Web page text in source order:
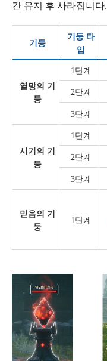
간 유지 후 사라집니다.
기둥
기둥 타
입
열망의 기
둥
1단계
2단계
3단계
시기의 기
둥
1단계
2단계
3단계
믿음의 기
둥
1단계